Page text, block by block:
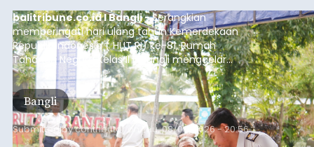
balitribune.co.id I Bangli -Serangkian
memperingati hari ulang tahun Kemerdekaan
Republik Indonesia ( HUT RI) ke-81, Rumah
Tahanan Negara Kelas II B Bangli menggelar
kegiatan pemeriksaan kesehatan gratis, Rabu
(6/8/2026).
Bangli
Submitted bycontributor Thu, 08/06/2026 - 20:56